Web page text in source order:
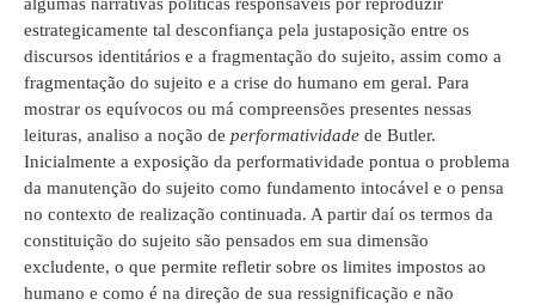
algumas narrativas políticas responsáveis por reproduzir
estrategicamente tal desconfiança pela justaposição entre os
discursos identitários e a fragmentação do sujeito, assim como a
fragmentação do sujeito e a crise do humano em geral. Para
mostrar os equívocos ou má compreensões presentes nessas
leituras, analiso a noção de performatividade de Butler.
Inicialmente a exposição da performatividade pontua o problema
da manutenção do sujeito como fundamento intocável e o pensa
no contexto de realização continuada. A partir daí os termos da
constituição do sujeito são pensados em sua dimensão
excludente, o que permite refletir sobre os limites impostos ao
humano e como é na direção de sua ressignificação e não